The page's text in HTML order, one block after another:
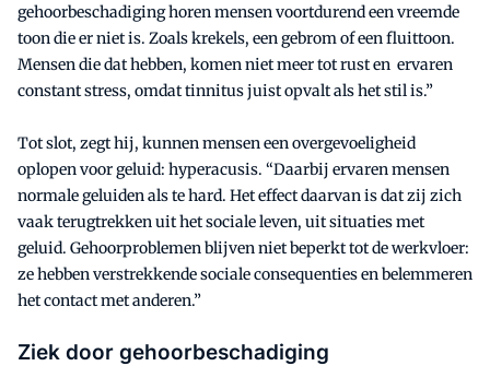
gehoorbeschadiging horen mensen voortdurend een vreemde
toon die er niet is. Zoals krekels, een gebrom of een fluittoon.
Mensen die dat hebben, komen niet meer tot rust en ervaren
constant stress, omdat tinnitus juist opvalt als het stil is.”
Tot slot, zegt hij, kunnen mensen een overgevoeligheid
oplopen voor geluid: hyperacusis. “Daarbij ervaren mensen
normale geluiden als te hard. Het effect daarvan is dat zij zich
vaak terugtrekken uit het sociale leven, uit situaties met
geluid. Gehoorproblemen blijven niet beperkt tot de werkvloer:
ze hebben verstrekkende sociale consequenties en belemmeren
het contact met anderen.”
Ziek door gehoorbeschadiging